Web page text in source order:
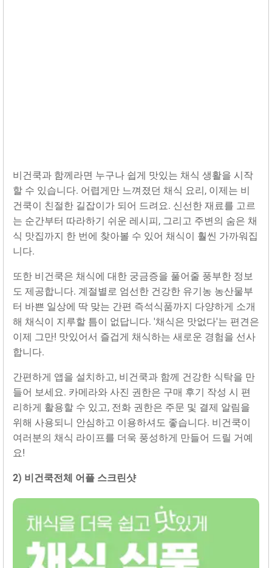
비건쿡과 함께라면 누구나 쉽게 맛있는 채식 생활을 시작
할 수 있습니다. 어렵게만 느껴졌던 채식 요리, 이제는 비
건쿡이 친절한 길잡이가 되어 드려요. 신선한 재료를 고르
는 순간부터 따라하기 쉬운 레시피, 그리고 주변의 숨은 채
식 맛집까지 한 번에 찾아볼 수 있어 채식이 훨씬 가까워집
니다.
또한 비건쿡은 채식에 대한 궁금증을 풀어줄 풍부한 정보
도 제공합니다. 계절별로 엄선한 건강한 유기농 농산물부
터 바쁜 일상에 딱 맞는 간편 즉석식품까지 다양하게 소개
해 채식이 지루할 틈이 없답니다. '채식은 맛없다'는 편견은
이제 그만! 맛있어서 즐겁게 채식하는 새로운 경험을 선사
합니다.
간편하게 앱을 설치하고, 비건쿡과 함께 건강한 식탁을 만
들어 보세요. 카메라와 사진 권한은 구매 후기 작성 시 편
리하게 활용할 수 있고, 전화 권한은 주문 및 결제 알림을
위해 사용되니 안심하고 이용하셔도 좋습니다. 비건쿡이
여러분의 채식 라이프를 더욱 풍성하게 만들어 드릴 거예
요!
2) 비건‪쿡‬전체 어플 스크린샷